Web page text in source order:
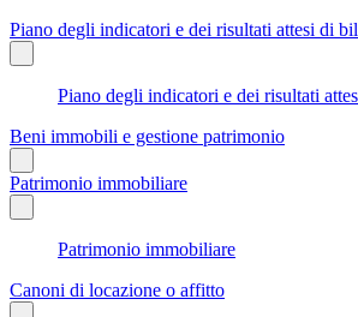
Piano degli indicatori e dei risultati attesi di
Piano degli indicatori e dei risultati
Beni immobili e gestione patrimonio
Patrimonio immobiliare
Patrimonio immobiliare
Canoni di locazione o affitto